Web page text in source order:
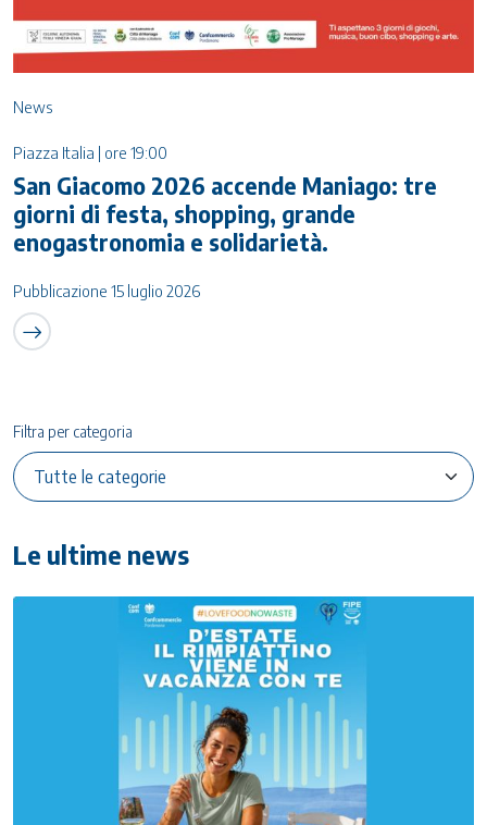
News
Piazza Italia | ore 19:00
San Giacomo 2026 accende Maniago: tre
giorni di festa, shopping, grande
enogastronomia e solidarietà.
Pubblicazione 15 luglio 2026
Filtra per categoria
Le ultime news